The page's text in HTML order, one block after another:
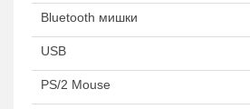
Bluetooth мишки
USB
PS/2 Mouse